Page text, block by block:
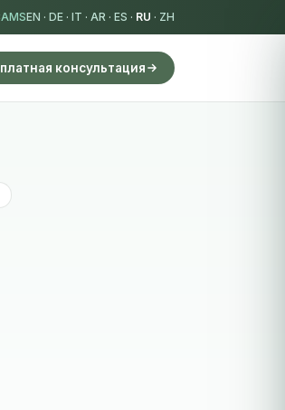
EN · DE · IT · AR · ES · RU · ZH
консультация